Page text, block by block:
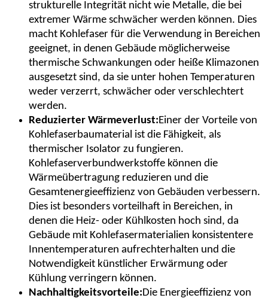
strukturelle Integrität nicht wie Metalle, die bei
extremer Wärme schwächer werden können. Dies
macht Kohlefaser für die Verwendung in Bereichen
geeignet, in denen Gebäude möglicherweise
thermische Schwankungen oder heiße Klimazonen
ausgesetzt sind, da sie unter hohen Temperaturen
weder verzerrt, schwächer oder verschlechtert
werden.
Reduzierter Wärmeverlust:Einer der Vorteile von
Kohlefaserbaumaterial ist die Fähigkeit, als
thermischer Isolator zu fungieren.
Kohlefaserverbundwerkstoffe können die
Wärmeübertragung reduzieren und die
Gesamtenergieeffizienz von Gebäuden verbessern.
Dies ist besonders vorteilhaft in Bereichen, in
denen die Heiz- oder Kühlkosten hoch sind, da
Gebäude mit Kohlefasermaterialien konsistentere
Innentemperaturen aufrechterhalten und die
Notwendigkeit künstlicher Erwärmung oder
Kühlung verringern können.
Nachhaltigkeitsvorteile:Die Energieeffizienz von